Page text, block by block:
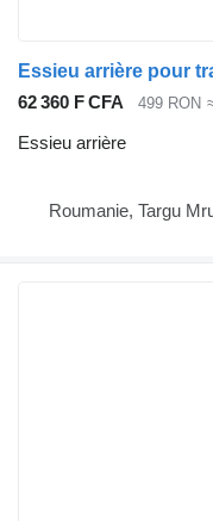
62 360 F CFA 499 RON
Essieu arrière
Roumanie, Targu